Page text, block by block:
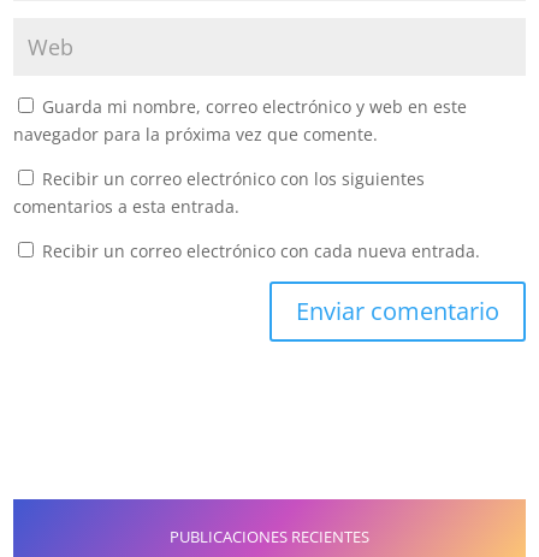
Guarda mi nombre, correo electrónico y web en este
navegador para la próxima vez que comente.
Recibir un correo electrónico con los siguientes
comentarios a esta entrada.
Recibir un correo electrónico con cada nueva entrada.
PUBLICACIONES RECIENTES